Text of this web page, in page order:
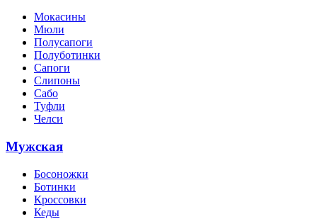
Мокасины
Мюли
Полусапоги
Полуботинки
Сапоги
Слипоны
Сабо
Туфли
Челси
Мужская
Босоножки
Ботинки
Кроссовки
Кеды